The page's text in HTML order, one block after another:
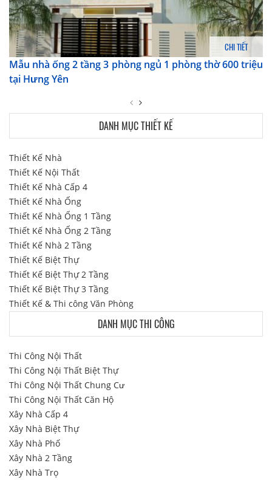
CHI TIẾT
Mẫu nhà ống 2 tầng 3 phòng ngủ 1 phòng thờ 600 triệu
tại Hưng Yên
DANH MỤC THIẾT KẾ
Thiết Kế Nhà
Thiết Kế Nội Thất
Thiết Kế Nhà Cấp 4
Thiết Kế Nhà Ống
Thiết Kế Nhà Ống 1 Tầng
Thiết Kế Nhà Ống 2 Tầng
Thiết Kế Nhà 2 Tầng
Thiết Kế Biệt Thự
Thiết Kế Biệt Thự 2 Tầng
Thiết Kế Biệt Thự 3 Tầng
Thiết Kế & Thi công Văn Phòng
DANH MỤC THI CÔNG
Thi Công Nội Thất
Thi Công Nội Thất Biệt Thự
Thi Công Nội Thất Chung Cư
Thi Công Nội Thất Căn Hộ
Xây Nhà Cấp 4
Xây Nhà Biệt Thự
Xây Nhà Phố
Xây Nhà 2 Tầng
Xây Nhà Trọ